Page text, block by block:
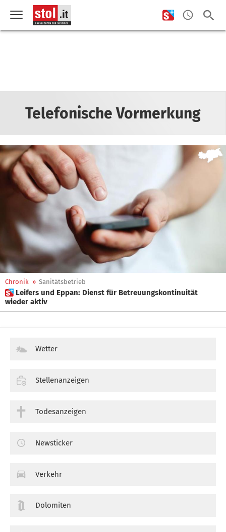
Telefonische Vormerkung
Chronik » Sanitätsbetrieb
 Leifers und Eppan: Dienst für Betreuungskontinuität
wieder aktiv
Wetter
Stellenanzeigen
Todesanzeigen
Newsticker
Verkehr
Dolomiten